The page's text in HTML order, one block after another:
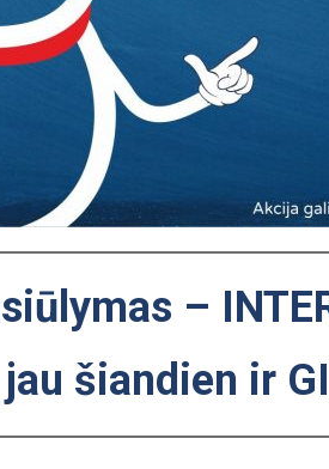
–
šiandien ir